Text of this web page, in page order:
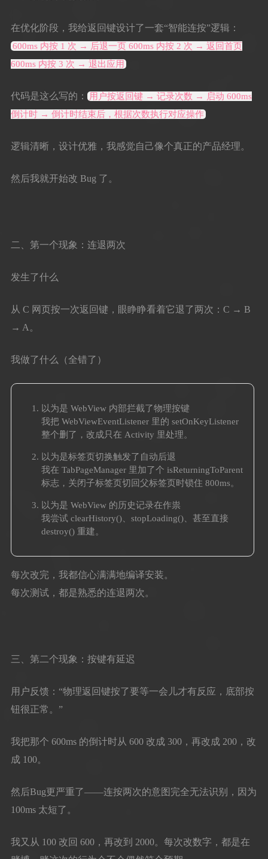
在优化阶段，我给返回键设计了一套“智能连按”逻辑：
600ms 内按 1 次 → 后退一页 600ms 内按 2 次 → 返回首页
600ms 内按 3 次 → 退出应用
代码是这么写的：
用户按返回键 → 记录次数 → 启动 600ms
倒计时 → 倒计时结束后，根据次数执行对应操作
逻辑清晰，设计优雅，我感觉自己像个真正的产品经理。
然后我就开始改 Bug 了。
二、第一个现象：连退两次
发生了什么
从 C 网页按一次返回键，眼睁睁看着它退了两次：C → B
→ A。
我做了什么（全错了）
以为是 WebView 内部拦截了物理按键
我把 WebViewEventListener 里的 setOnKeyListener
整个删了，改成只在 Activity 里处理。
以为是标签页切换触发了自动后退
我在 TabPageManager 里加了个 isReturningToParent
标志，关闭子标签页切回父标签页时锁住 800ms。
以为是 WebView 的历史记录在作祟
我尝试 clearHistory()、stopLoading()、甚至直接
destroy() 重建。
每次改完，我都信心满满地编译安装。
每次测试，都是熟悉的连退两次。
三、第二个现象：按键有延迟
用户反馈：“物理返回键按了要等一会儿才有反应，底部按
钮很正常。”
我把那个 600ms 的倒计时从 600 改成 300，再改成 200，改
成 100。
然后Bug更严重了——连按两次的意图完全无法识别，因为
100ms 太短了。
我又从 100 改回 600，再改到 2000。每次改数字，都是在